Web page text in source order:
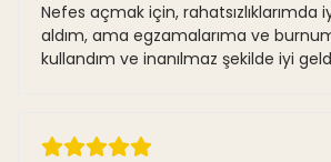
Nefes açmak için, rahatsızlıklarımda
aldım, ama egzamalarıma ve
kullandım ve inanılmaz şekilde iyi